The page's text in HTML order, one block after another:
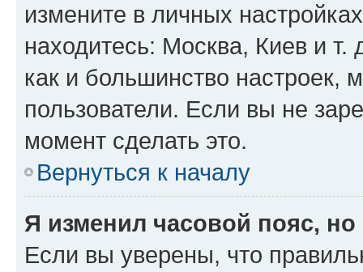
измените в личных
находитесь: Москва, Киев и т.
как и большинство настроек,
пользователи. Если вы не
момент сделать это.
Вернуться к началу
Я изменил часовой пояс,
Если вы уверены, что